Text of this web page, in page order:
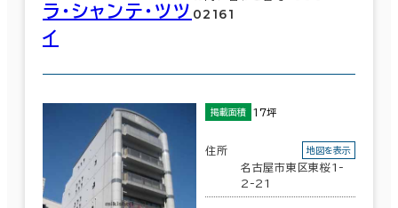
ラ・シャンテ・ツツ
イ
02161
掲載面積 17坪
住所
名古屋市東区東桜1-
2-21
地図を表示